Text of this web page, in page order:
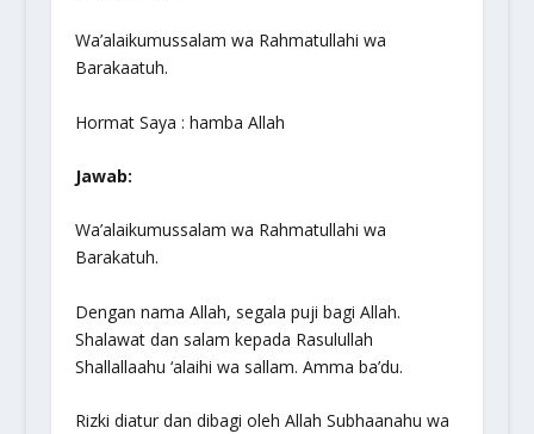
Wa’alaikumussalam wa Rahmatullahi wa
Barakaatuh.
Hormat Saya : hamba Allah
Jawab:
Wa’alaikumussalam wa Rahmatullahi wa
Barakatuh.
Dengan nama Allah, segala puji bagi Allah.
Shalawat dan salam kepada Rasulullah
Shallallaahu ‘alaihi wa sallam. Amma ba’du.
Rizki diatur dan dibagi oleh Allah Subhaanahu wa